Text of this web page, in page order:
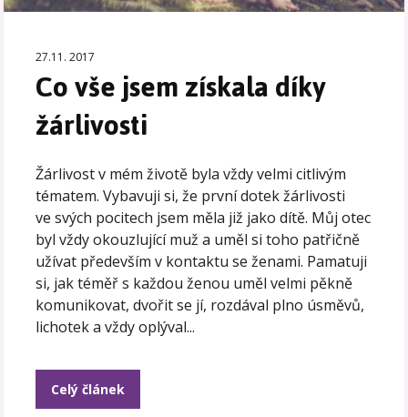
27.11. 2017
Co vše jsem získala díky
žárlivosti
Žárlivost v mém životě byla vždy velmi citlivým
tématem. Vybavuji si, že první dotek žárlivosti
ve svých pocitech jsem měla již jako dítě. Můj otec
byl vždy okouzlující muž a uměl si toho patřičně
užívat především v kontaktu se ženami. Pamatuji
si, jak téměř s každou ženou uměl velmi pěkně
komunikovat, dvořit se jí, rozdával plno úsměvů,
lichotek a vždy oplýval...
Celý článek